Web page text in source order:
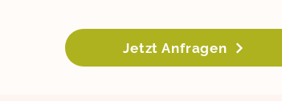
Jetzt Anfragen